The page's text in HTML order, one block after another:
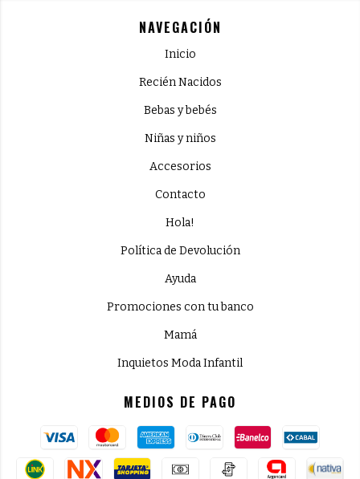
NAVEGACIÓN
Inicio
Recién Nacidos
Bebas y bebés
Niñas y niños
Accesorios
Contacto
Hola!
Política de Devolución
Ayuda
Promociones con tu banco
Mamá
Inquietos Moda Infantil
MEDIOS DE PAGO